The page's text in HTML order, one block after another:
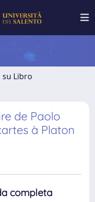
Libro
de Paolo
à Platon
completa